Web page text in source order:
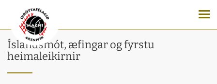
Íslandsmót, æfingar og fyrstu
heimaleikirnir